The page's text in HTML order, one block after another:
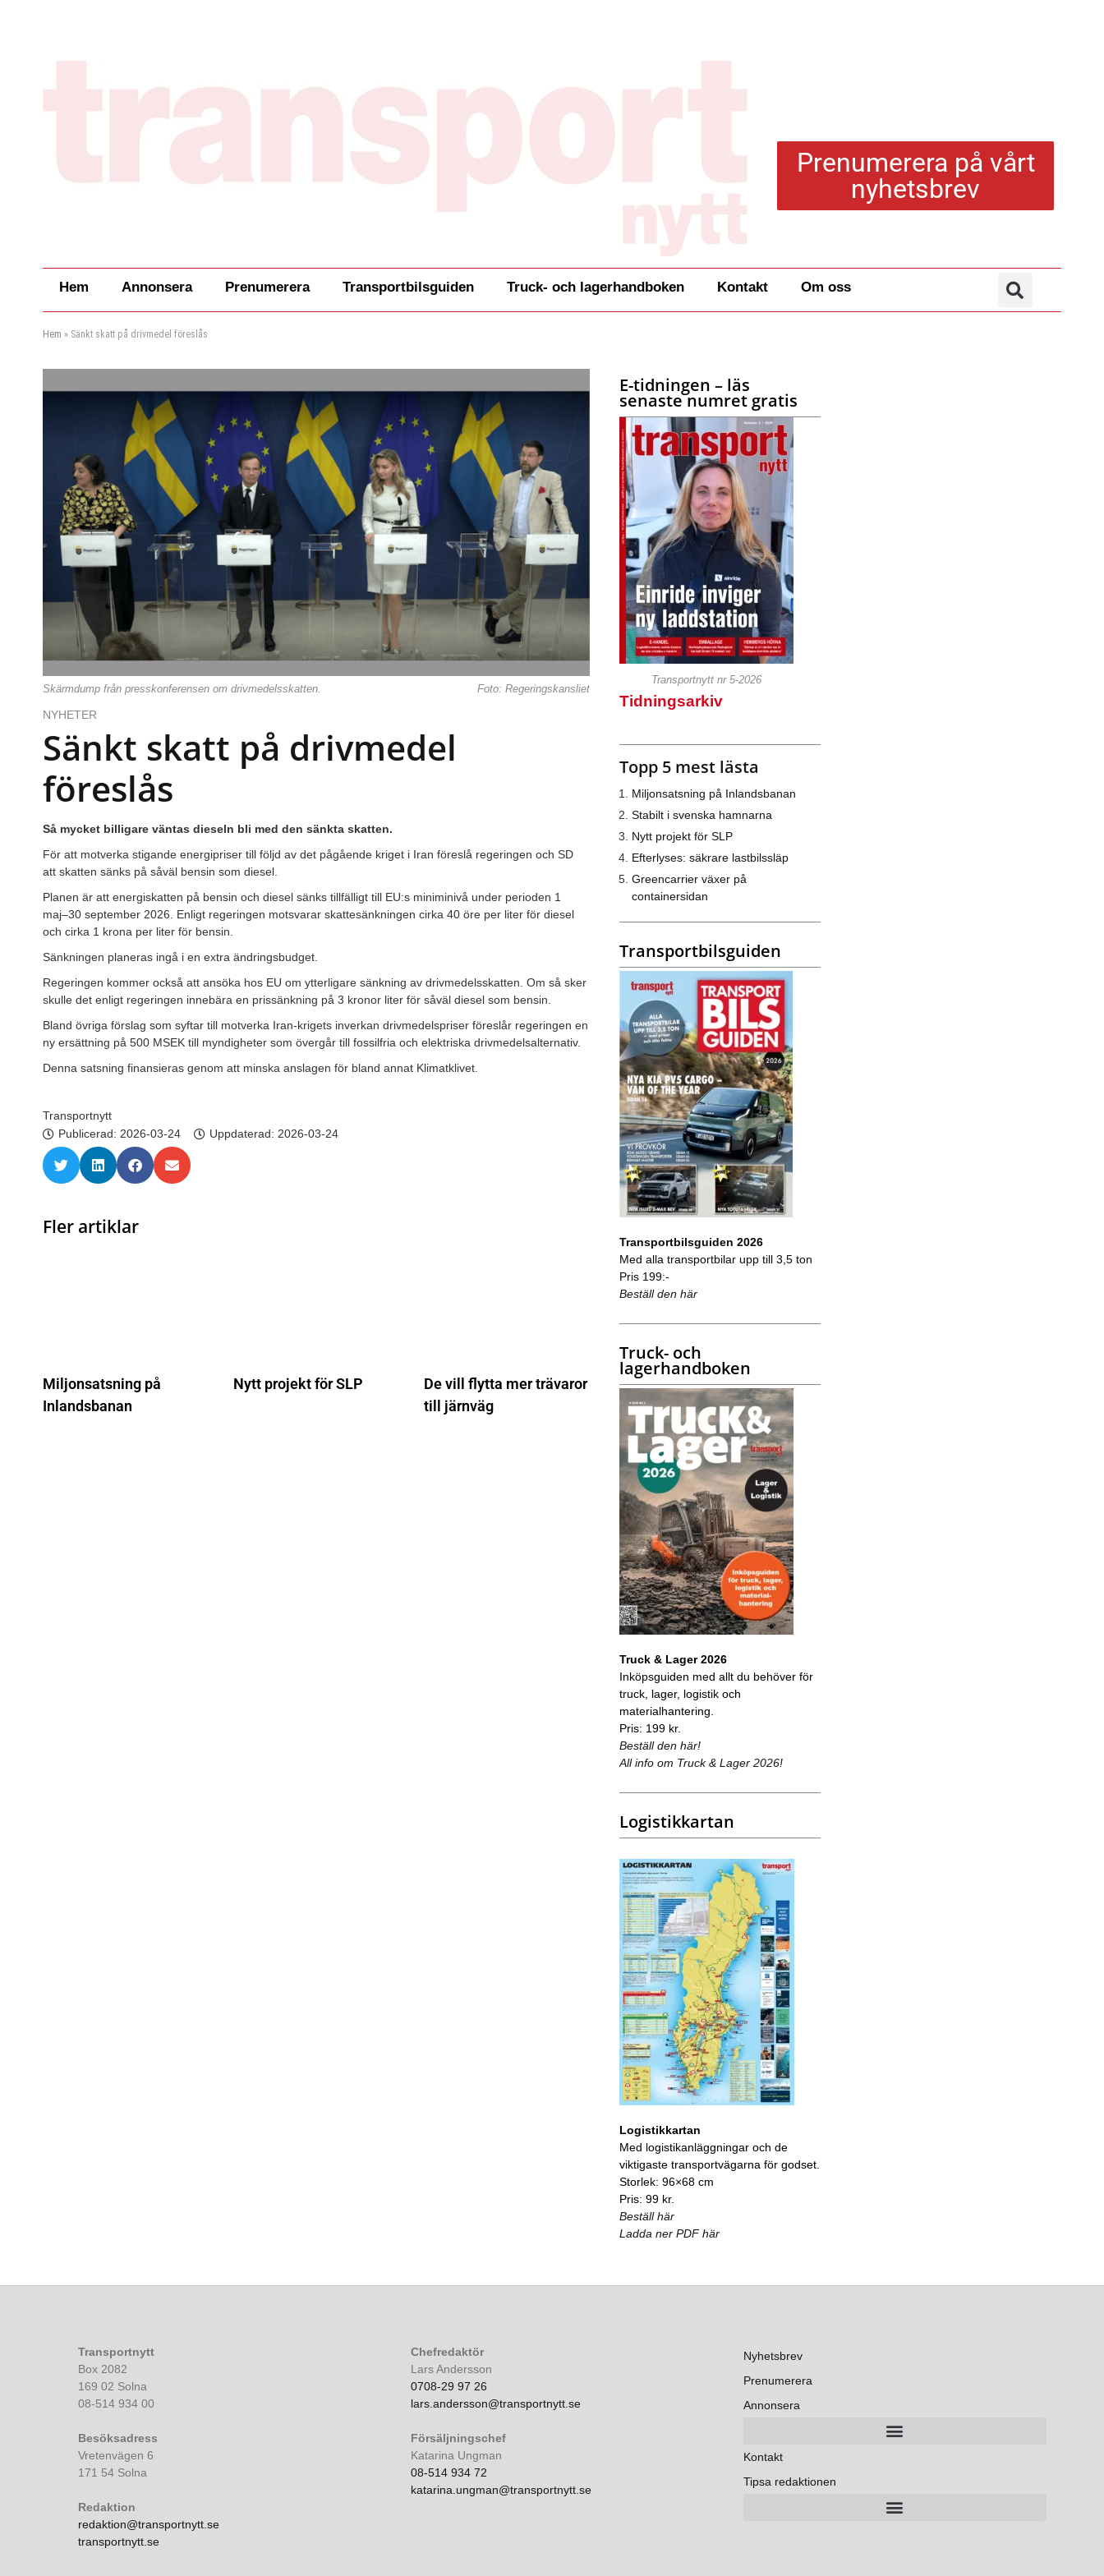
Prenumerera på vårt
nyhetsbrev
Hem Annonsera Prenumerera Transportbilsguiden Truck- och lagerhandboken Kontakt Om oss
Hem » Sänkt skatt på drivmedel föreslås
Skärmdump från presskonferensen om drivmedelsskatten. Foto: Regeringskansliet
NYHETER
Sänkt skatt på drivmedel
föreslås
Så mycket billigare väntas dieseln bli med den sänkta skatten.
För att motverka stigande energipriser till följd av det pågående kriget i Iran föreslå regeringen och SD
att skatten sänks på såväl bensin som diesel.
Planen är att energiskatten på bensin och diesel sänks tillfälligt till EU:s miniminivå under perioden 1
maj–30 september 2026. Enligt regeringen motsvarar skattesänkningen cirka 40 öre per liter för diesel
och cirka 1 krona per liter för bensin.
Sänkningen planeras ingå i en extra ändringsbudget.
Regeringen kommer också att ansöka hos EU om ytterligare sänkning av drivmedelsskatten. Om så sker
skulle det enligt regeringen innebära en prissänkning på 3 kronor liter för såväl diesel som bensin.
Bland övriga förslag som syftar till motverka Iran-krigets inverkan drivmedelspriser föreslår regeringen en
ny ersättning på 500 MSEK till myndigheter som övergår till fossilfria och elektriska drivmedelsalternativ.
Denna satsning finansieras genom att minska anslagen för bland annat Klimatklivet.
Transportnytt
Publicerad: 2026-03-24 Uppdaterad: 2026-03-24
Fler artiklar
Miljonsatsning på
Inlandsbanan
Nytt projekt för SLP
De vill flytta mer trävaror
till järnväg
E-tidningen – läs
senaste numret gratis
Transportnytt nr 5-2026
Tidningsarkiv
Topp 5 mest lästa
Miljonsatsning på Inlandsbanan
Stabilt i svenska hamnarna
Nytt projekt för SLP
Efterlyses: säkrare lastbilssläp
Greencarrier växer på
containersidan
Transportbilsguiden
Transportbilsguiden 2026
Med alla transportbilar upp till 3,5 ton
Pris 199:-
Beställ den här
Truck- och
lagerhandboken
Truck & Lager 2026
Inköpsguiden med allt du behöver för
truck, lager, logistik och
materialhantering.
Pris: 199 kr.
Beställ den här!
All info om Truck & Lager 2026!
Logistikkartan
Logistikkartan
Med logistikanläggningar och de
viktigaste transportvägarna för godset.
Storlek: 96×68 cm
Pris: 99 kr.
Beställ här
Ladda ner PDF här
Transportnytt
Box 2082
169 02 Solna
08-514 934 00
Besöksadress
Vretenvägen 6
171 54 Solna
Redaktion
redaktion@transportnytt.se
transportnytt.se
Chefredaktör
Lars Andersson
0708-29 97 26
lars.andersson@transportnytt.se
Försäljningschef
Katarina Ungman
08-514 934 72
katarina.ungman@transportnytt.se
Nyhetsbrev
Prenumerera
Annonsera
Kontakt
Tipsa redaktionen